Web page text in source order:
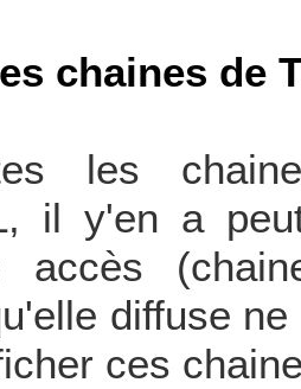
chaines de
les
il y'en a
accès
diffuse
ces